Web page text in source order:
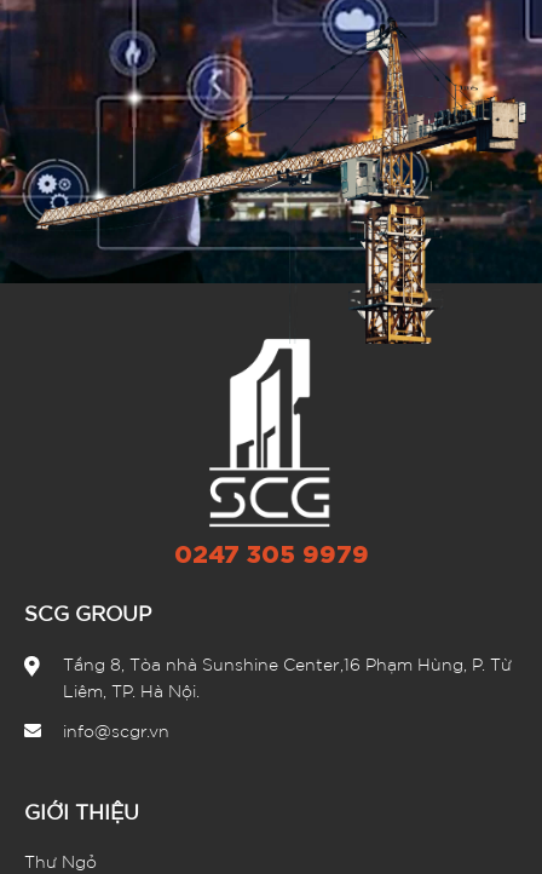
0247 305 9979
SCG GROUP
Tầng 8, Tòa nhà Sunshine Center,16 Phạm Hùng, P. Từ
Liêm, TP. Hà Nội.
info@scgr.vn
GIỚI THIỆU
Thư Ngỏ